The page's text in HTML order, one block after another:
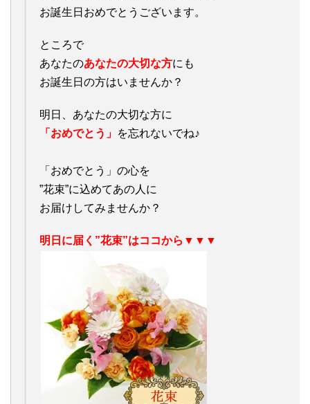
お誕生日おめでとうございます。
ところで
あなたのあなたの大切な方にも
お誕生日の方はいませんか？
明日、あなたの大切な方に
「おめでとう」 を忘れないでね♪
「おめでとう」の心を
”花束”に込めてあの人に
お届けしてみませんか？
明日に届く”花束”はココから▼▼▼